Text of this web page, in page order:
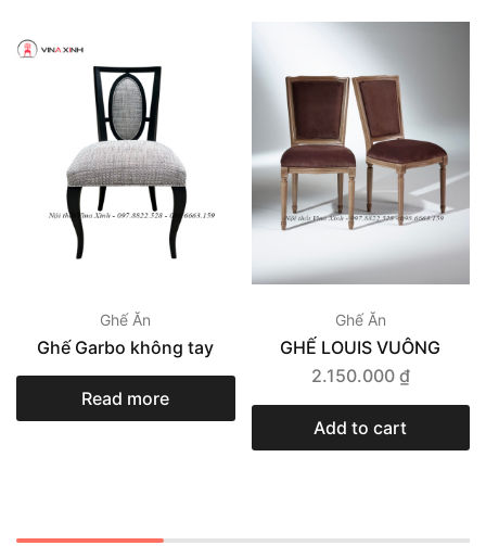
Ghế Ăn
Ghế Garbo không tay
Read more
Ghế Ăn
GHẾ LOUIS VUÔNG
2.150.000 ₫
Add to cart